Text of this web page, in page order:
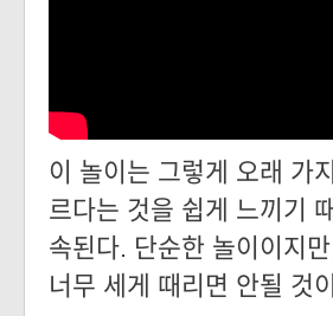
이 놀이는 그렇게 오래 가
르다는 것을 쉽게 느끼기
속된다. 단순한 놀이이지
너무 세게 때리면 안될 것